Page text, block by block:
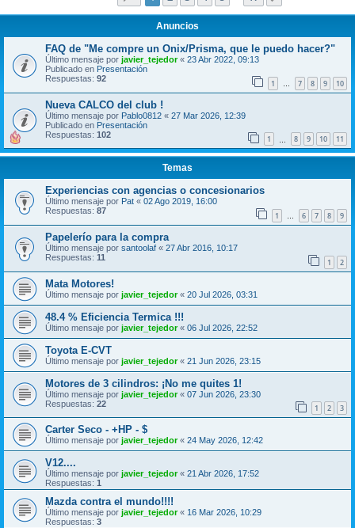
Anuncios
FAQ de "Me compre un Onix/Prisma, que le puedo hacer?"
Último mensaje por javier_tejedor« 23 Abr 2022, 09:13
Publicado en Presentación
Respuestas: 92 1 … 7 8 9 10
Nueva CALCO del club !
Último mensaje por Pablo0812 « 27 Mar 2026, 12:39
Publicado en Presentación
Respuestas: 102 1 8 9 10 11
Temas
Experiencias con agencias o concesionarios
Último mensaje por Pat « 02 Ago 2019, 16:00
Respuestas: 87 1 … 6 7 8 9
Papelerío para la compra
Último mensaje por santoolaf « 27 Abr 2016, 10:17
Respuestas: 11 1 2
Mata Motores!
Último mensaje por javier_tejedor« 20 Jul 2026, 03:31
48.4 % Eficiencia Termica !!!
Último mensaje por javier_tejedor« 06 Jul 2026, 22:52
Toyota E-CVT
Último mensaje por javier_tejedor« 21 Jun 2026, 23:15
Motores de 3 cilindros: ¡No me quites 1!
Último mensaje por javier_tejedor« 07 Jun 2026, 23:30
Respuestas: 22 1 2 3
Carter Seco - +HP - $
Último mensaje por javier_tejedor« 24 May 2026, 12:42
V12....
Último mensaje por javier_tejedor« 21 Abr 2026, 17:52
Respuestas: 1
Mazda contra el mundo!!!!
Último mensaje por javier_tejedor« 16 Mar 2026, 10:29
Respuestas: 3